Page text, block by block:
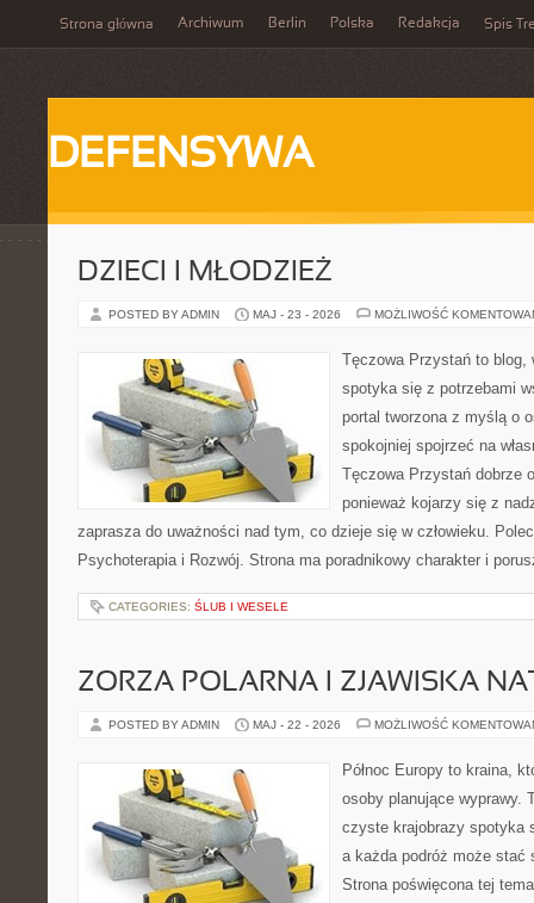
Strona główna Archiwum Berlin Polska Redakcja Spis
DEFENSYWA
DZIECI I MŁODZIEŻ
POSTED BY ADMIN MAJ - 23 - 2026 MOŻLIWOŚĆ
Tęczowa Przystań to
spotyka się z potrzebami
portal tworzona z myślą o
spokojniej spojrzeć na
Tęczowa Przystań dobrze
ponieważ kojarzy się z
zaprasza do uważności nad tym, co dzieje się w człowieku.
Psychoterapia i Rozwój. Strona ma poradnikowy charakter i
CATEGORIES: ŚLUB I WESELE
ZORZA POLARNA I ZJAWISKA
POSTED BY ADMIN MAJ - 22 - 2026 MOŻLIWOŚĆ
Północ Europy to kraina,
osoby planujące wyprawy.
czyste krajobrazy spotyka
a każda podróż może stać
Strona poświęcona tej